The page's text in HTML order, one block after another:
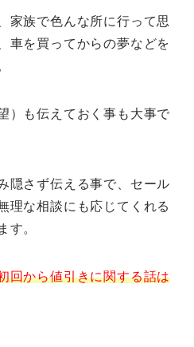
家族で色んな所に行って思
車を買ってからの夢などを
）も伝えておく事も大事で
隠さず伝える事で、セール
理な相談にも応じてくれる
す。
回から値引きに関する話は